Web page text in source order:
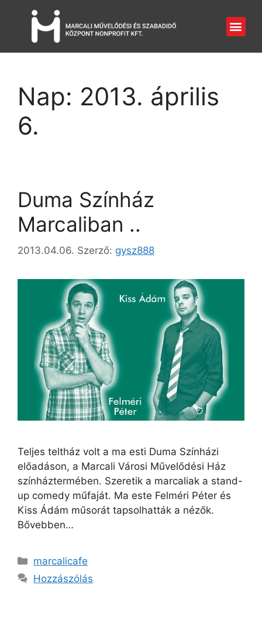
Nap: 2013. április
6.
Duma Színház
Marcaliban ..
2013.04.06. Szerző: gysz888
Teljes teltház volt a ma esti Duma Színházi
előadáson, a Marcali Városi Művelődési Ház
színháztermében. Szeretik a marcaliak a stand-
up comedy műfaját. Ma este Felméri Péter és
Kiss Ádám műsorát tapsolhatták a nézők.
Bővebben…
marcalicafe
Hozzászólás